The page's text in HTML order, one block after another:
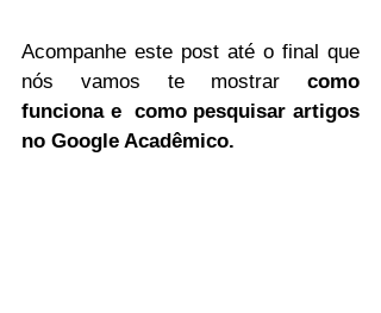
Acompanhe este post até o final que
nós vamos te mostrar como
funciona e  como pesquisar artigos
no Google Acadêmico.